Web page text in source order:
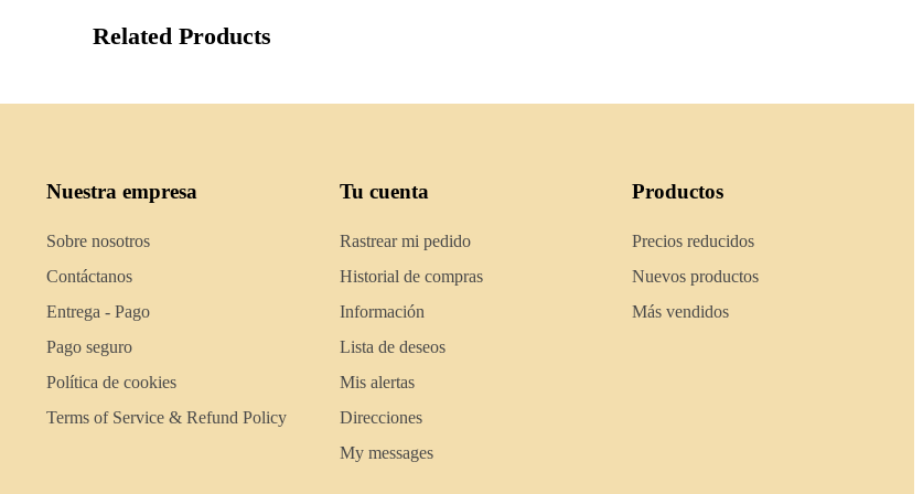
Related Products
Nuestra empresa
Sobre nosotros
Contáctanos
Entrega - Pago
Pago seguro
Política de cookies
Terms of Service & Refund Policy
Tu cuenta
Rastrear mi pedido
Historial de compras
Información
Lista de deseos
Mis alertas
Direcciones
My messages
Productos
Precios reducidos
Nuevos productos
Más vendidos